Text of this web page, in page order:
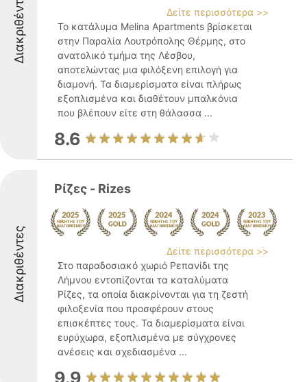
Διακριθέντες
Δείτε περισσότερα >>
Το κατάλυμα Melina Apartments βρίσκεται
στην Παραλία Λουτρόπολης Θέρμης, στο
ανατολικό τμήμα της Λέσβου,
αποτελώντας μια φιλόξενη επιλογή για
διαμονή. Τα διαμερίσματα είναι πλήρως
εξοπλισμένα και διαθέτουν μπαλκόνια
που βλέπουν είτε στη θάλασσα ...
8.6
Διακριθέντες
Ρίζες - Rizes
Δείτε περισσότερα >>
Στο παραδοσιακό χωριό Ρεπανίδι της
Λήμνου εντοπίζονται τα καταλύματα
Ρίζες, τα οποία διακρίνονται για τη ζεστή
φιλοξενία που προσφέρουν στους
επισκέπτες τους. Τα διαμερίσματα είναι
ευρύχωρα, εξοπλισμένα με σύγχρονες
ανέσεις και σχεδιασμένα ...
9.9